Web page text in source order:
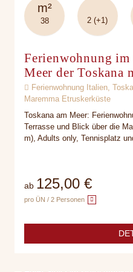
m²
38 2 (+1)
Ferienwohnung
Meer der Toskana
Ferienwohnung Italien,
Maremma Etruskerküste
Toskana am Meer:
Terrasse und Blick über die
m), Adults only, Tennisplatz
ab 125,00 €
pro ÜN / 2 Personen